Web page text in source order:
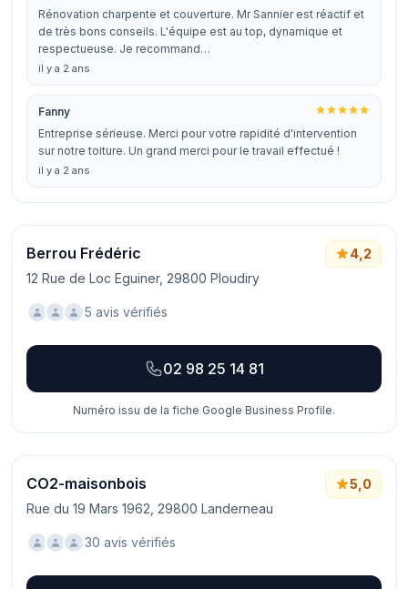
Rénovation charpente et couverture. Mr Sannier est réactif et
de très bons conseils. L'équipe est au top, dynamique et
respectueuse. Je recommand…
il y a 2 ans
Fanny
Entreprise sérieuse. Merci pour votre rapidité d'intervention
sur notre toiture. Un grand merci pour le travail effectué !
il y a 2 ans
Berrou Frédéric
12 Rue de Loc Eguiner, 29800 Ploudiry
4,2
5 avis vérifiés
02 98 25 14 81
Numéro issu de la fiche Google Business Profile.
CO2-maisonbois
Rue du 19 Mars 1962, 29800 Landerneau
5,0
30 avis vérifiés